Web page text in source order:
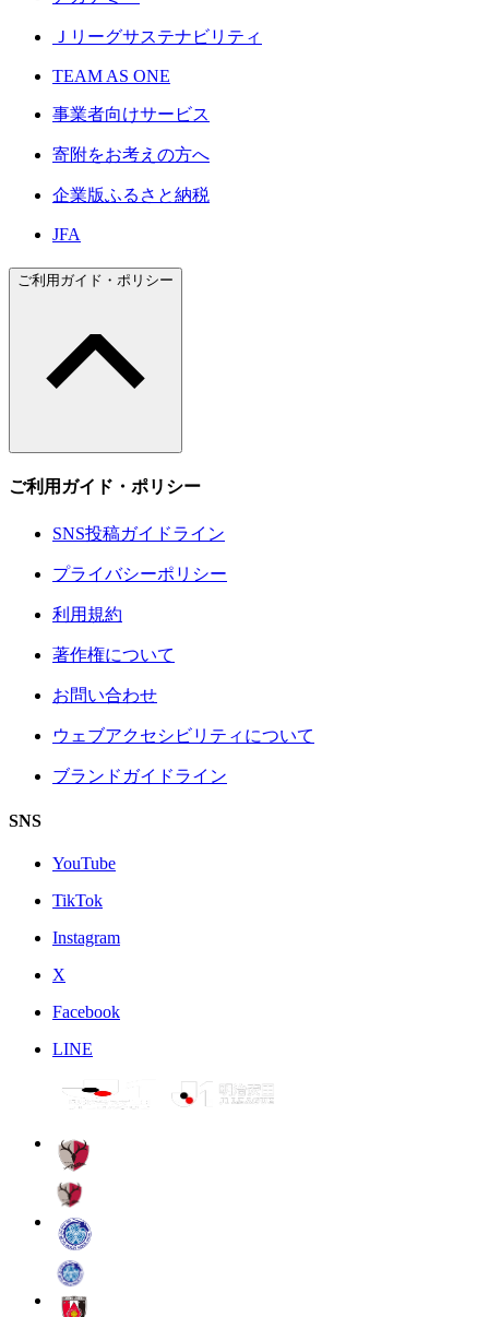
Ｊリーグサステナビリティ
TEAM AS ONE
事業者向けサービス
寄附をお考えの方へ
企業版ふるさと納税
JFA
ご利用ガイド・ポリシー
ご利用ガイド・ポリシー
SNS投稿ガイドライン
プライバシーポリシー
利用規約
著作権について
お問い合わせ
ウェブアクセシビリティについて
ブランドガイドライン
SNS
YouTube
TikTok
Instagram
X
Facebook
LINE